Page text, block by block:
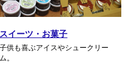
スイーツ・お菓子
子供も喜ぶアイスやシュークリー
ム。